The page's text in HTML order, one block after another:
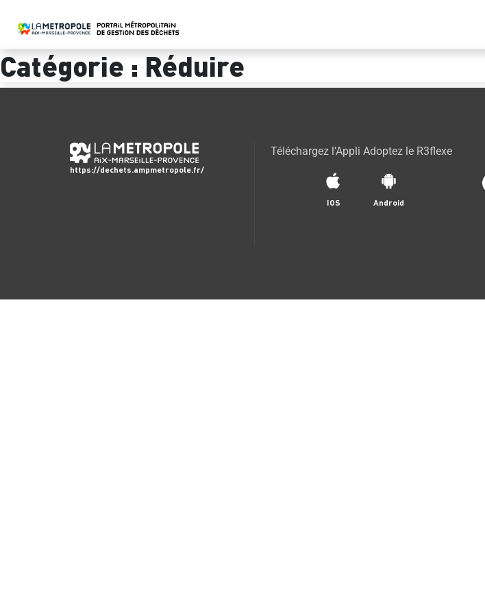
Catégorie : Réduire
https://dechets.ampmetropole.fr/
Téléchargez l’Appli Adoptez le R3flexe
IOS Android